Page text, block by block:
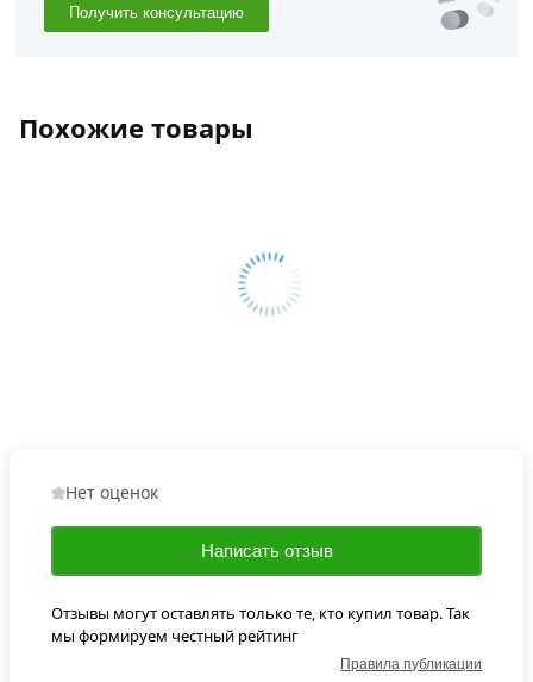
Получить консультацию
Похожие товары
Нет оценок
Написать отзыв
Отзывы могут оставлять только те, кто купил товар. Так
мы формируем честный рейтинг
Правила публикации